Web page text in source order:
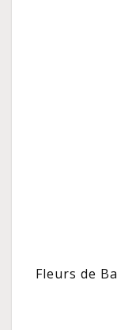
Fleurs de